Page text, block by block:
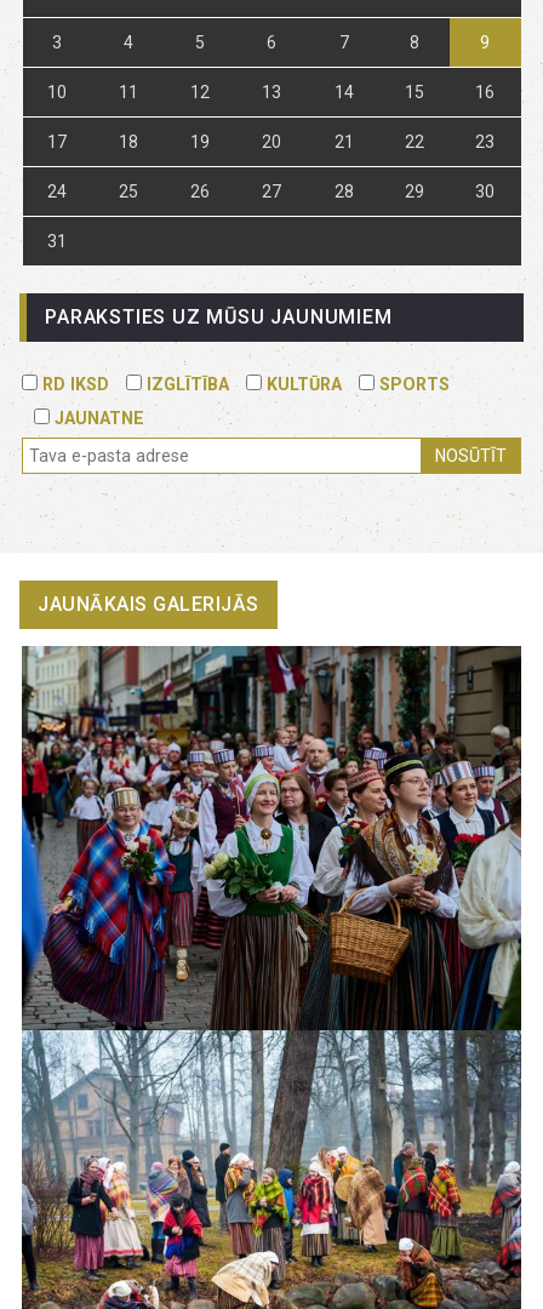
3 4 5 6 7 8 9
10 11 12 13 14 15 16
17 18 19 20 21 22 23
24 25 26 27 28 29 30
31
PARAKSTIES UZ MŪSU JAUNUMIEM
RD IKSD IZGLĪTĪBA KULTŪRA
SPORTS
JAUNATNE
NOSŪTĪT
JAUNĀKAIS GALERIJĀS